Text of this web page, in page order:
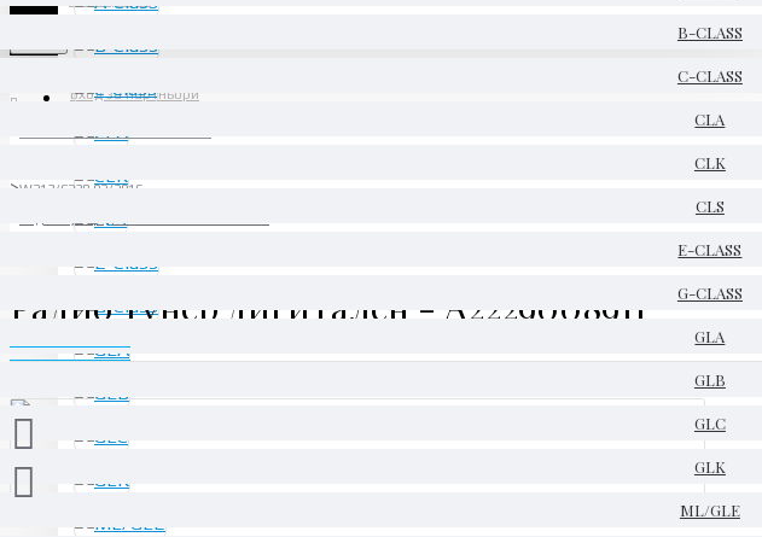
Вход за партньори
B-CLASS
C-CLASS
CLA
CLK
CLS
E-CLASS
G-CLASS
GLA
GLB
GLC
GLK
ML/GLE
W213/C238 02/2016 -
Радио тунер дигитален - A2229008911